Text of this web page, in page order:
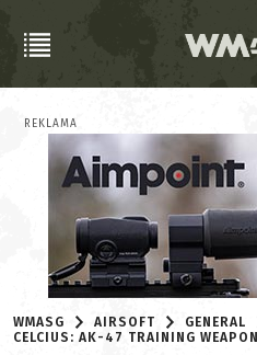
REKLAMA
WMASG AIRSOFT
GENERAL
CELCIUS: AK-47 TRAINING WEAPON